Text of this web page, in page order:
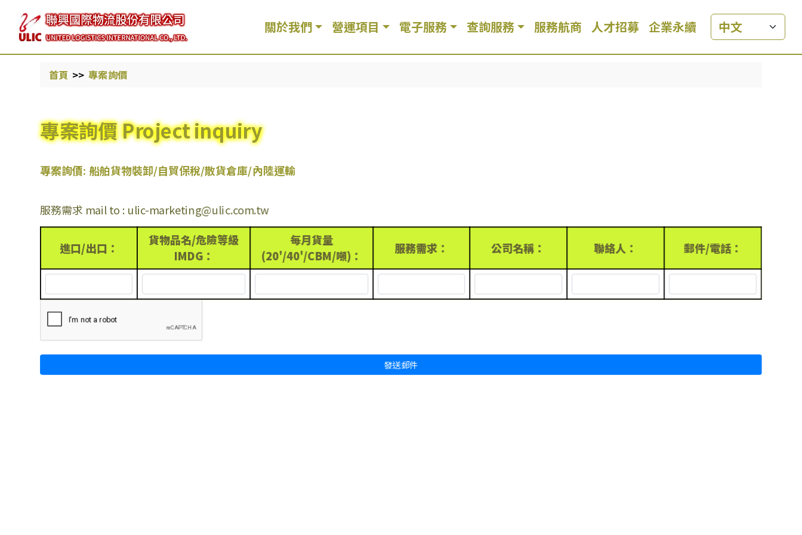
關於我們 營運項目 電子服務 查詢服務 服務航商 人才招募 企業永續
首頁 專案詢價
專案詢價 Project inquiry
專案詢價: 船舶貨物裝卸/自貿保稅/散貨倉庫/內陸運輸